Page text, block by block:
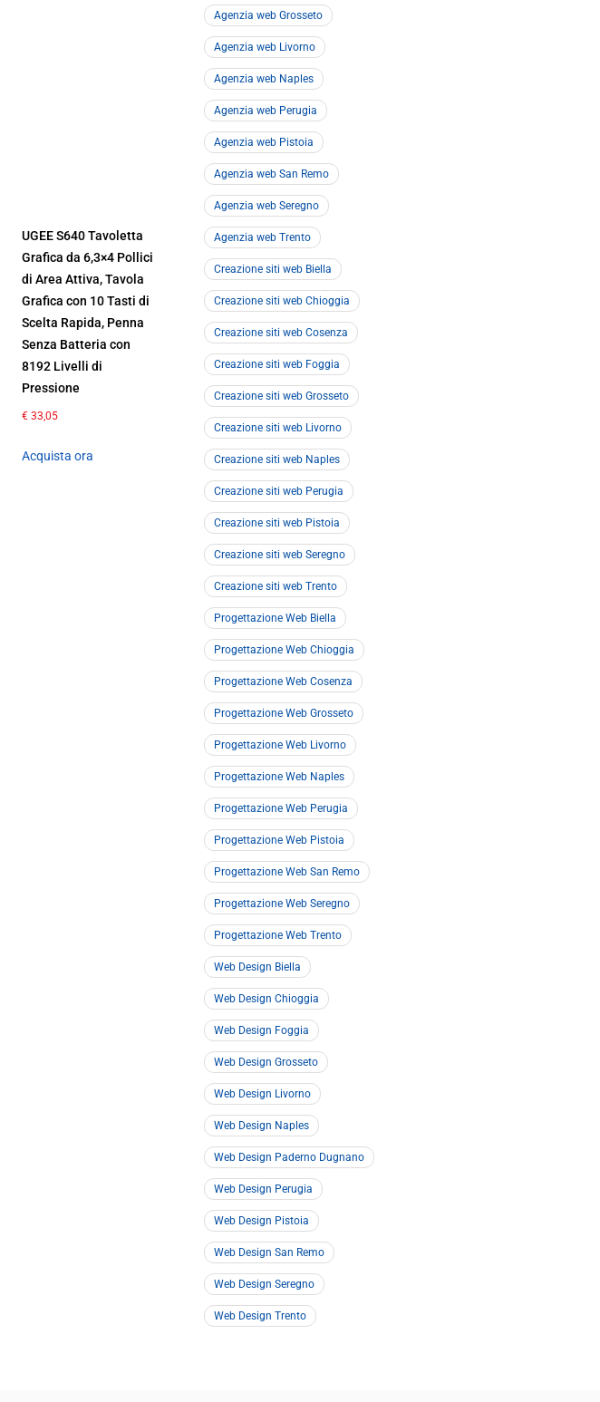
UGEE S640 Tavoletta
Grafica da 6,3×4 Pollici
di Area Attiva, Tavola
Grafica con 10 Tasti di
Scelta Rapida, Penna
Senza Batteria con
8192 Livelli di
Pressione
€ 33,05
Acquista ora
Agenzia web Grosseto
Agenzia web Livorno
Agenzia web Naples
Agenzia web Perugia
Agenzia web Pistoia
Agenzia web San Remo
Agenzia web Seregno
Agenzia web Trento
Creazione siti web Biella
Creazione siti web Chioggia
Creazione siti web Cosenza
Creazione siti web Foggia
Creazione siti web Grosseto
Creazione siti web Livorno
Creazione siti web Naples
Creazione siti web Perugia
Creazione siti web Pistoia
Creazione siti web Seregno
Creazione siti web Trento
Progettazione Web Biella
Progettazione Web Chioggia
Progettazione Web Cosenza
Progettazione Web Grosseto
Progettazione Web Livorno
Progettazione Web Naples
Progettazione Web Perugia
Progettazione Web Pistoia
Progettazione Web San Remo
Progettazione Web Seregno
Progettazione Web Trento
Web Design Biella
Web Design Chioggia
Web Design Foggia
Web Design Grosseto
Web Design Livorno
Web Design Naples
Web Design Paderno Dugnano
Web Design Perugia
Web Design Pistoia
Web Design San Remo
Web Design Seregno
Web Design Trento